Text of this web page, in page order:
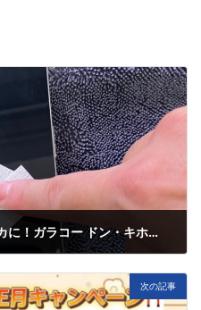
新年に向けてスマホをピカピカに！ガラコー ドン・キホーテ上本町店で美しいコーティングを体験しませんか？
次の記事